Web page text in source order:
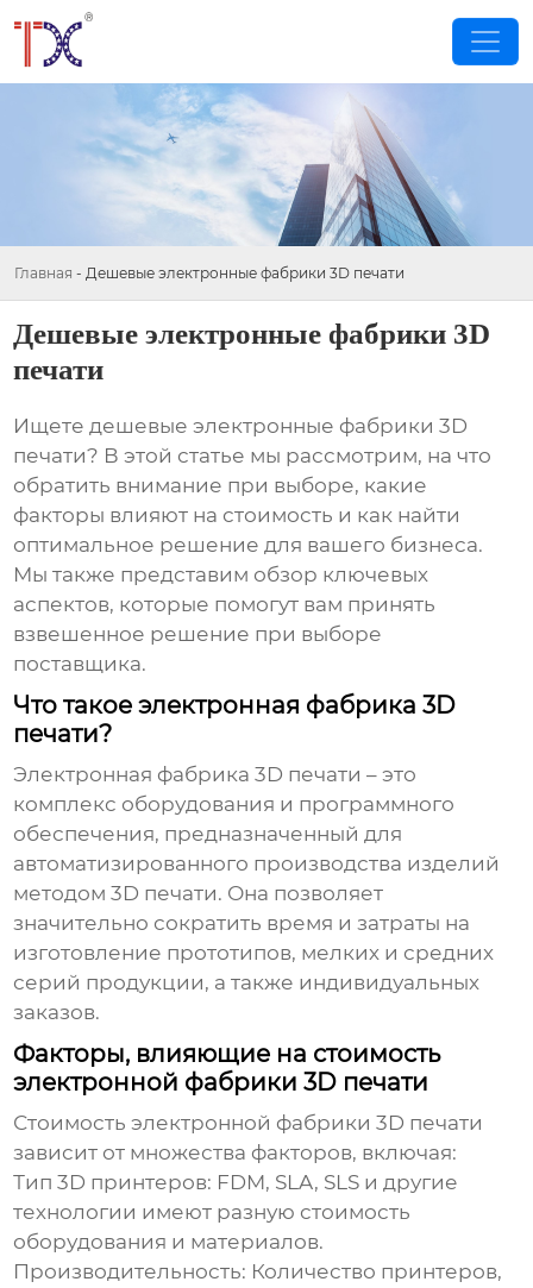
Главная - Дешевые электронные фабрики 3D печати
Дешевые электронные фабрики 3D
печати
Ищетедешевые электронные фабрики 3D
печати? В этой статье мы рассмотрим, на что
обратить внимание при выборе, какие
факторы влияют на стоимость и как найти
оптимальное решение для вашего бизнеса.
Мы также представим обзор ключевых
аспектов, которые помогут вам принять
взвешенное решение при выборе
поставщика.
Что такое электронная фабрика 3D
печати?
Электронная фабрика 3D печати – это
комплекс оборудования и программного
обеспечения, предназначенный для
автоматизированного производства изделий
методом 3D печати. Она позволяет
значительно сократить время и затраты на
изготовление прототипов, мелких и средних
серий продукции, а также индивидуальных
заказов.
Факторы, влияющие на стоимость
электронной фабрики 3D печати
Стоимость электронной фабрики 3D печати
зависит от множества факторов, включая:
Тип 3D принтеров: FDM, SLA, SLS и другие
технологии имеют разную стоимость
оборудования и материалов.
Производительность: Количество принтеров,